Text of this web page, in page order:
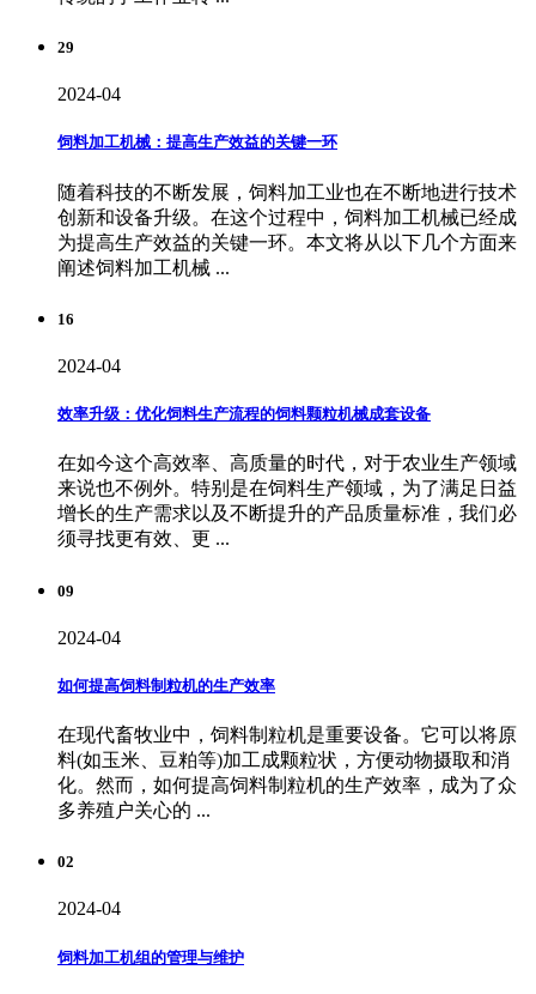
29
2024-04
饲料加工机械：提高生产效益的关键一环
随着科技的不断发展，饲料加工业也在不断地进行技术
创新和设备升级。在这个过程中，饲料加工机械已经成
为提高生产效益的关键一环。本文将从以下几个方面来
阐述饲料加工机械 ...
16
2024-04
效率升级：优化饲料生产流程的饲料颗粒机械成套设备
在如今这个高效率、高质量的时代，对于农业生产领域
来说也不例外。特别是在饲料生产领域，为了满足日益
增长的生产需求以及不断提升的产品质量标准，我们必
须寻找更有效、更 ...
09
2024-04
如何提高饲料制粒机的生产效率
在现代畜牧业中，饲料制粒机是重要设备。它可以将原
料(如玉米、豆粕等)加工成颗粒状，方便动物摄取和消
化。然而，如何提高饲料制粒机的生产效率，成为了众
多养殖户关心的 ...
02
2024-04
饲料加工机组的管理与维护